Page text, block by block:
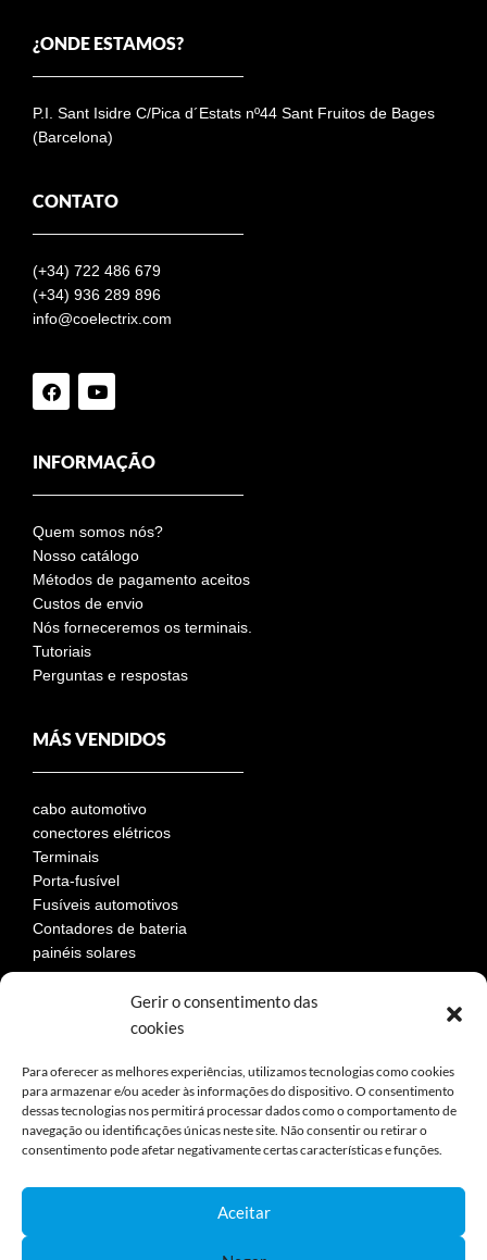
Gerir o consentimento das
cookies
Para oferecer as melhores experiências, utilizamos tecnologias como cookies
para armazenar e/ou aceder às informações do dispositivo. O consentimento
dessas tecnologias nos permitirá processar dados como o comportamento de
navegação ou identificações únicas neste site. Não consentir ou retirar o
consentimento pode afetar negativamente certas características e funções.
Aceitar
¿ONDE ESTAMOS?
P.I. Sant Isidre C/Pica d´Estats nº44 Sant Fruitos de Bages
(Barcelona)
CONTATO
(+34) 722 486 679
(+34) 936 289 896
info@coelectrix.com
INFORMAÇÃO
Quem somos nós?
Nosso catálogo
Métodos de pagamento aceitos
Custos de envio
Nós forneceremos os terminais.
Tutoriais
Perguntas e respostas
MÁS VENDIDOS
cabo automotivo
conectores elétricos
Terminais
Porta-fusível
Fusíveis automotivos
Contadores de bateria
painéis solares
Aviso Legal
Política de privacidad
Política de cookies
Términos y condiciones de compra